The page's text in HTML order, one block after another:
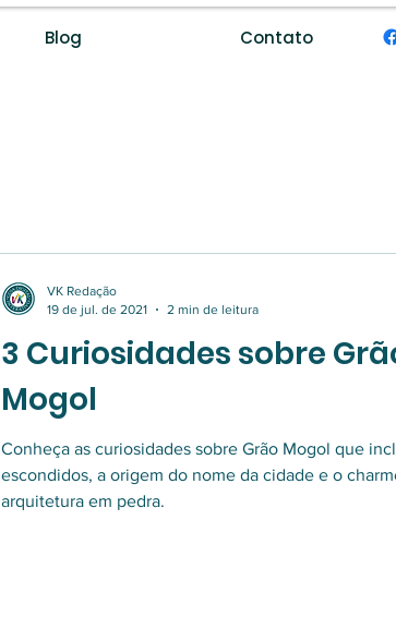
Blog Contato
3 Curiosidades sobre
Mogol
Conheça as curiosidades sobre Grão Mogol que
escondidos, a origem do nome da cidade e o
arquitetura em pedra.
VK Redação
19 de jul. de 2021
2 min de leitura